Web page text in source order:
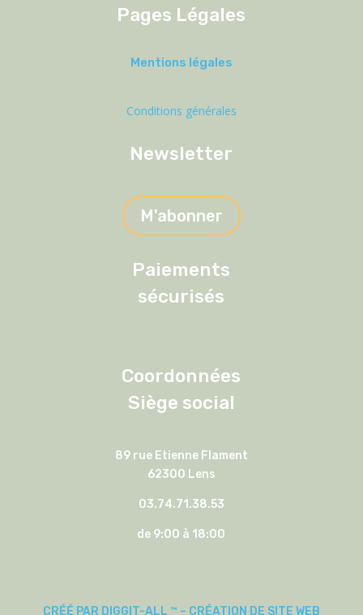
Pages Légales
Mentions légales
Conditions générales
Newsletter
M'abonner
Paiements
sécurisés
Coordonnées
Siège social
89 rue Etienne Flament
62300 Lens
03.74.71.38.53
de 9:00 à 18:00
CRÉÉ PAR DIGGIT-ALL ™ – CRÉATION DE SITE WEB